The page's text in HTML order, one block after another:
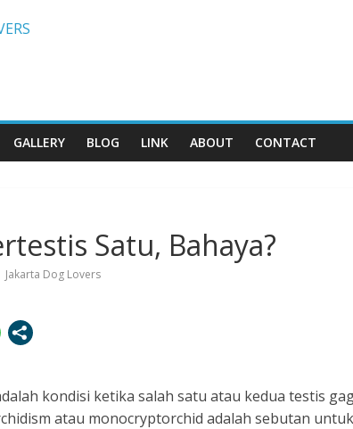
GALLERY BLOG LINK ABOUT CONTACT
Satu, Bahaya?
Jakarta Dog Lovers
kondisi ketika salah satu atau kedua testis
atau monocryptorchid adalah sebutan